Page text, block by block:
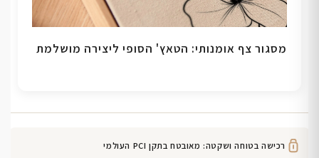
מסגור צף אומנותי: הטאץ' הסופי ליצירה מושלמת
רכישה בטוחה ושקטה: מאובטח בתקן PCI העולמי